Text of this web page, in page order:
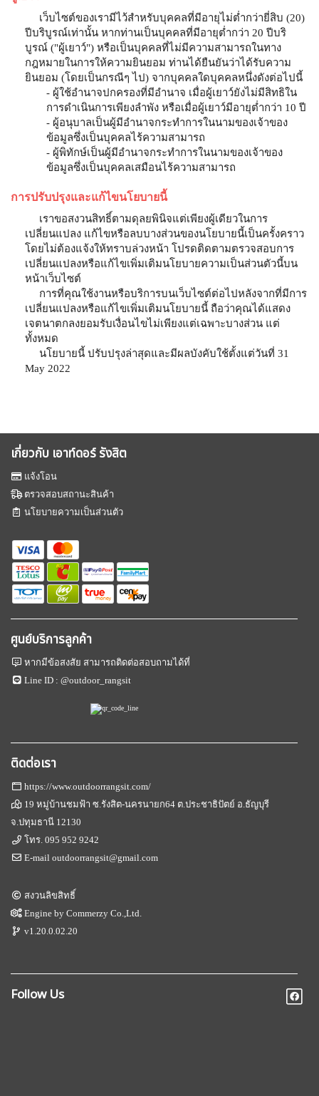
เว็บไซต์ของเรามีไว้สำหรับบุคคลที่มีอายุไม่ต่ำกว่ายี่สิบ (20)
ปีบริบูรณ์เท่านั้น หากท่านเป็นบุคคลที่มีอายุต่ำกว่า 20 ปีบริ
บูรณ์ ("ผู้เยาว์") หรือเป็นบุคคลที่ไม่มีความสามารถในทาง
กฎหมายในการให้ความยินยอม ท่านได้ยืนยันว่าได้รับความ
ยินยอม (โดยเป็นกรณีๆ ไป) จากบุคคลใดบุคคลหนึ่งดังต่อไปนี้
- ผู้ใช้อำนาจปกครองที่มีอำนาจ เมื่อผู้เยาว์ยังไม่มีสิทธิใน
การดำเนินการเพียงลำพัง หรือเมื่อผู้เยาว์มีอายุต่ำกว่า 10 ปี
- ผู้อนุบาลเป็นผู้มีอำนาจกระทำการในนามของเจ้าของ
ข้อมูลซึ่งเป็นบุคคลไร้ความสามารถ
- ผู้พิทักษ์เป็นผู้มีอำนาจกระทำการในนามของเจ้าของ
ข้อมูลซึ่งเป็นบุคคลเสมือนไร้ความสามารถ
การปรับปรุงและแก้ไขนโยบายนี้
เราขอสงวนสิทธิ์ตามดุลยพินิจแต่เพียงผู้เดียวในการ
เปลี่ยนแปลง แก้ไขหรือลบบางส่วนของนโยบายนี้เป็นครั้งคราว
โดยไม่ต้องแจ้งให้ทราบล่วงหน้า โปรดติดตามตรวจสอบการ
เปลี่ยนแปลงหรือแก้ไขเพิ่มเติมนโยบายความเป็นส่วนตัวนี้บน
หน้าเว็บไซต์
การที่คุณใช้งานหรือบริการบนเว็บไซต์ต่อไปหลังจากที่มีการ
เปลี่ยนแปลงหรือแก้ไขเพิ่มเติมนโยบายนี้ ถือว่าคุณได้แสดง
เจตนาตกลงยอมรับเงื่อนไขไม่เพียงแต่เฉพาะบางส่วน แต่
ทั้งหมด
นโยบายนี้ ปรับปรุงล่าสุดและมีผลบังคับใช้ตั้งแต่วันที่ 31
May 2022
เกี่ยวกับ เอาท์ดอร์ รังสิต
แจ้งโอน
ตรวจสอบสถานะสินค้า
นโยบายความเป็นส่วนตัว
ศูนย์บริการลูกค้า
หากมีข้อสงสัย สามารถติดต่อสอบถามได้ที่
Line ID :@outdoor_rangsit
ติดต่อเรา
https://www.outdoorrangsit.com/
19 หมู่บ้านชมฟ้า ซ.รังสิต-นครนายก64 ต.ประชาธิปัตย์ อ.ธัญบุรี
จ.ปทุมธานี 12130
โทร.095 952 9242
E-mailoutdoorrangsit@gmail.com
สงวนลิขสิทธิ์
Engine byCommerzy Co.,Ltd.
v1.20.0.02.20
Follow Us